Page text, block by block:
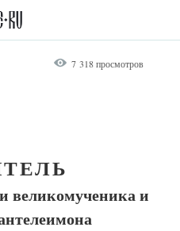
7 318 просмотров
великомученика и